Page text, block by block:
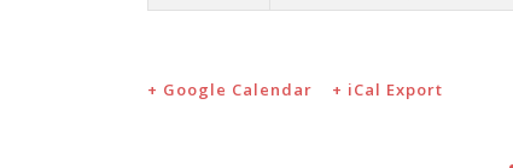
+ Google Calendar + iCal Export